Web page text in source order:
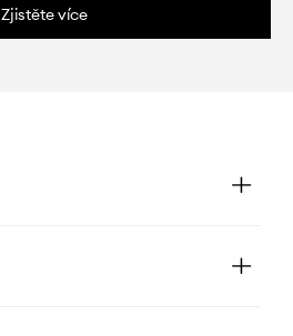
Zjistěte více